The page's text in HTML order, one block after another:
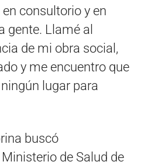
consultorio y en
gente. Llamé al
de mi obra social,
y me encuentro que
lugar para
buscó
de Salud de